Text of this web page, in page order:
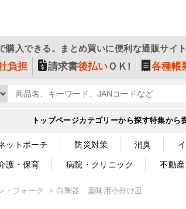
購入できる。まとめ買いに便利な通販サイト
負担 請求書後払いＯＫ! 各種帳
トップページカテゴリーから探す特集から
ットポーチ 防災対策 消臭
護・保育 病院・クリニック 不動
・フォーク 白陶器 薬味用小分け皿